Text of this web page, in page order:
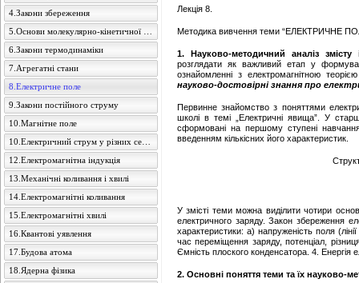
Лекція 8.
Методика вивчення теми “ЕЛЕКТРИЧНЕ
1. Науково-методичний аналіз змісту
розглядати як важливий етап у
ознайомленні з електромагнітною
науково-достовірні знання про
Первинне знайомство з поняттями
школі в темі „Електричні явища”. У
сформовані на першому ступені
введенням кількісних його характеристик.
У змісті теми можна виділити чотири
електричного заряду. Закон збереження
характеристики: а) напруженість поля
час переміщення заряду, потенціал,
Ємність плоского конденсатора. 4. Енергія
2. Основні поняття теми та їх науково-
4.Закони збереження
6.Закони термодинаміки
7.Агрегатні стани
8.Електричне поле
9.Закони постійного струму
10.Магнітне поле
12.Електромагнітна індукція
13.Механічні коливання і хвилі
14.Електромагнітні коливання
15.Електромагнітні хвилі
16.Квантові уявлення
17.Будова атома
18.Ядерна фізика